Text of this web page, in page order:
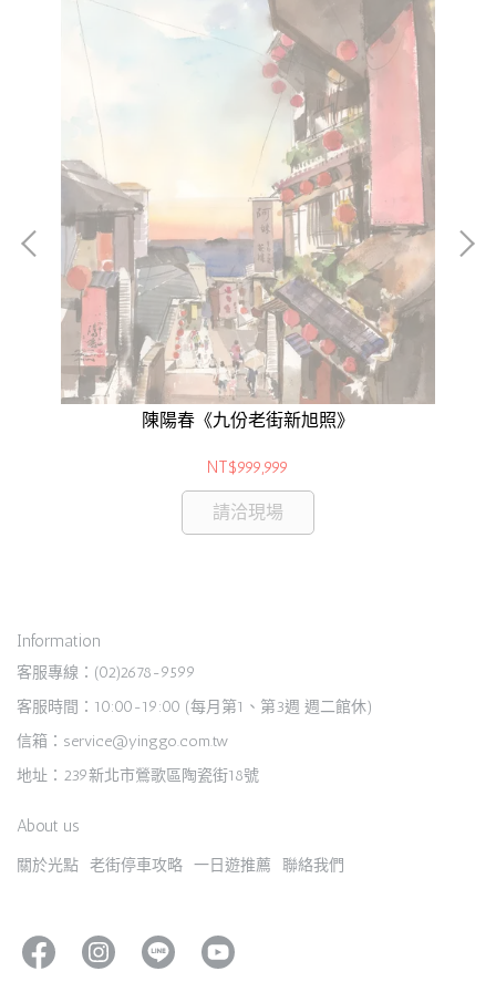
陳陽春《九份老街新旭照》
NT$999,999
請洽現場
Information
客服專線：(02)2678-9599
客服時間：10:00-19:00 (每月第1、第3週 週二館休)
信箱：service@yinggo.com.tw
地址：239新北市鶯歌區陶瓷街18號
About us
關於光點 老街停車攻略 一日遊推薦 聯絡我們